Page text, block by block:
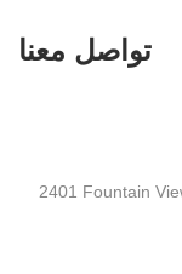
تواصل معنا
2401 Fountain